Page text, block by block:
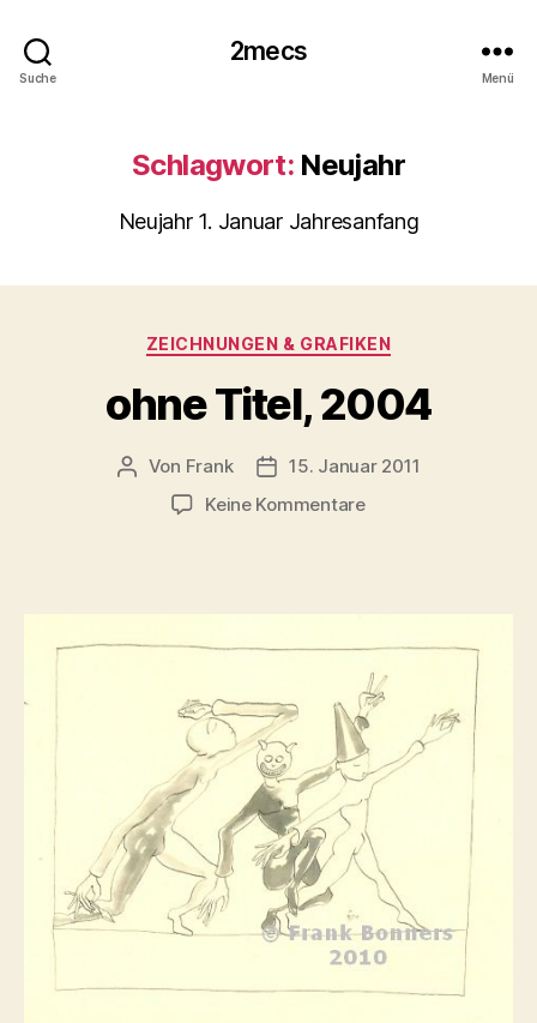
Suche
2mecs
Menü
Schlagwort: Neujahr
Neujahr 1. Januar Jahresanfang
Kategorien
ZEICHNUNGEN & GRAFIKEN
ohne Titel, 2004
Beitragsautor
Von Frank Beitragsdatum
15. Januar 2011
Keine Kommentarezu